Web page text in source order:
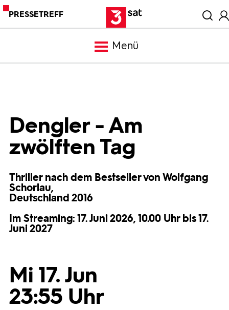
PRESSETREFF
Menü
Mediathek
Trailer
Bilder
Dengler - Am
zwölften Tag
Thriller nach dem Bestseller von Wolfgang
Schorlau,
Deutschland 2016
Im Streaming: 17. Juni 2026, 10.00 Uhr bis 17.
Juni 2027
Mi 17. Jun
23:55 Uhr